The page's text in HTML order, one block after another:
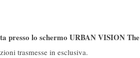
presso lo schermo URBAN VISION The
trasmesse in esclusiva.